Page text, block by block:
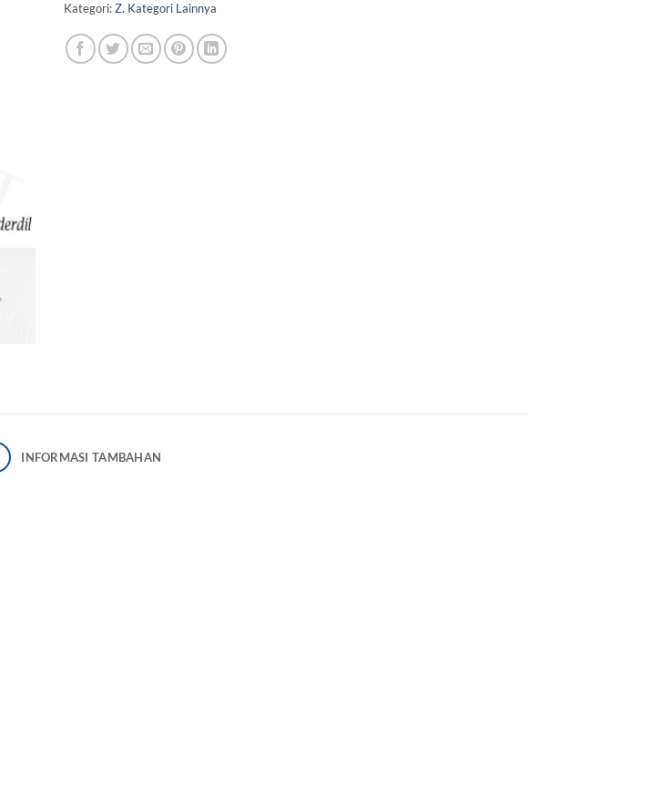
Kategori:Z. Kategori Lainnya
INFORMASI TAMBAHAN